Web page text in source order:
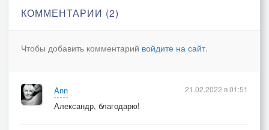
КОММЕНТАРИИ (2)
Чтобы добавить комментарий войдите на сайт.
Ann
Александр, благодарю!
21.02.2022 в 01:51